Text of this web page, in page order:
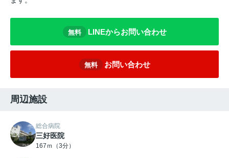
無料 LINEからお問い合わせ
無料 お問い合わせ
周辺施設
総合病院
三好医院
167ｍ（3分）